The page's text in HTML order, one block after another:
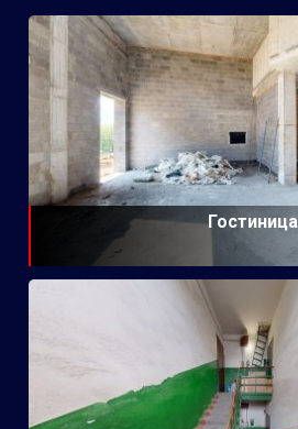
Гостиница